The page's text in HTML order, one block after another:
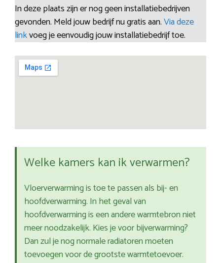
In deze plaats zijn er nog geen installatiebedrijven
gevonden. Meld jouw bedrijf nu gratis aan.Via deze
linkvoeg je eenvoudig jouw installatiebedrijf toe.
Welke kamers kan ik verwarmen?
Vloerverwarming is toe te passen als bij- en
hoofdverwarming. In het geval van
hoofdverwarming is een andere warmtebron niet
meer noodzakelijk. Kies je voor bijverwarming?
Dan zul je nog normale radiatoren moeten
toevoegen voor de grootste warmtetoevoer.